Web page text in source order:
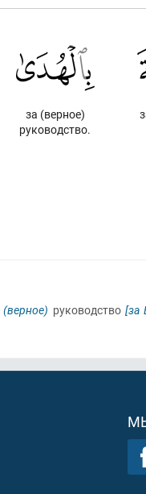
за (верное)
руководство.
(верное) руководство[за